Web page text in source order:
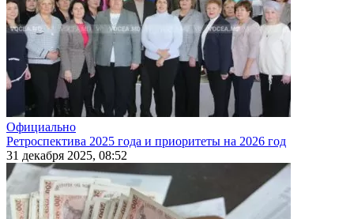
Официально
Ретроспектива 2025 года и приоритеты на 2026 год
31 декабря 2025, 08:52